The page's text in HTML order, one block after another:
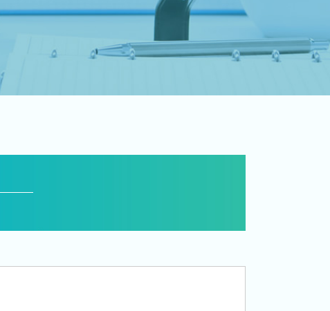
相続税申告 控除
相続税 追徴
事業承継 法人
事業承継 相続
相続税 税務署